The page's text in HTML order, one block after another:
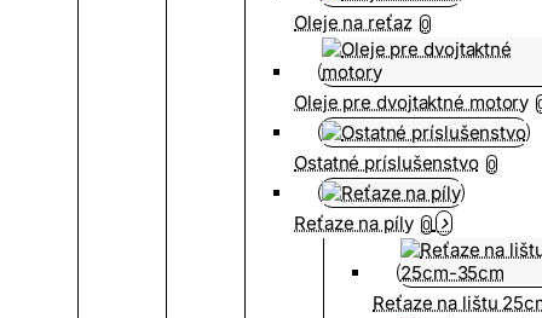
Oleje na reťaz 0
Oleje pre dvojtaktné motory
Ostatné príslušenstvo 0
Reťaze na píly 0
Reťaze na lištu